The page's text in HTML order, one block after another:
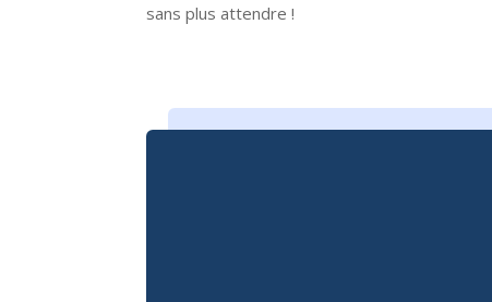
sans plus attendre !